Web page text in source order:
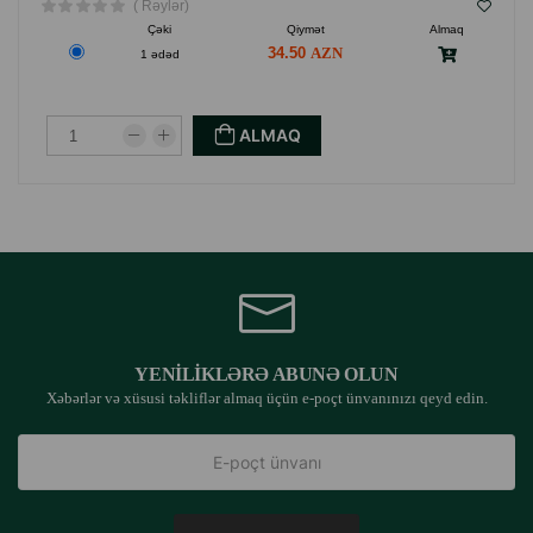
( Rəylər)
Çəki Qiymət
Almaq
1 ədəd
34.50
ALMAQ
YENILIKLƏRƏ ABUNƏ OLUN
Xəbərlər və xüsusi təkliflər almaq üçün e-poçt ünvanınızı qeyd edin.